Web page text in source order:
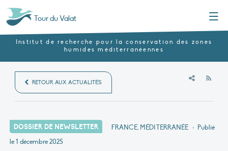
Tour du Valat
Institut de recherche pour la conservation des zones
humides méditerranéennes
RETOUR AUX ACTUALITÉS
DOSSIER DE NEWSLETTER FRANCE, MÉDITERRANÉE • Publié
le1 décembre 2025